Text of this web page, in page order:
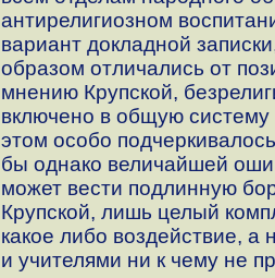
антирелигиозном
вариант докладной
образом отличались от
мнению Крупской,
включено в общую систему
этом особо
бы однако величайшей
может вести подлинную
Крупской, лишь целый
какое либо воздействие,
и учителями ни к чему не